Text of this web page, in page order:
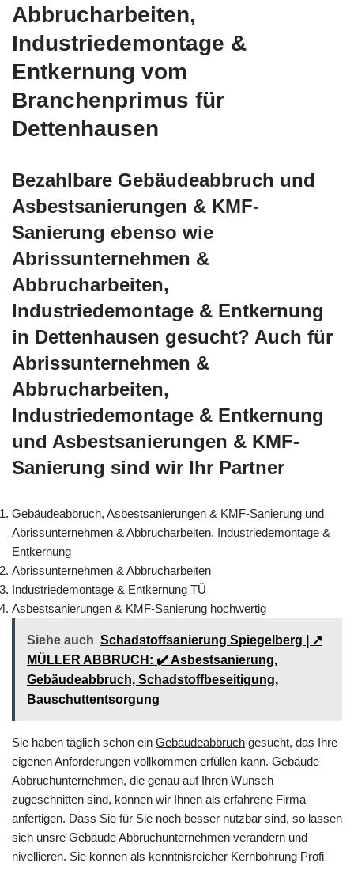
Abbrucharbeiten,
Industriedemontage &
Entkernung vom
Branchenprimus für
Dettenhausen
Bezahlbare Gebäudeabbruch und
Asbestsanierungen & KMF-
Sanierung ebenso wie
Abrissunternehmen &
Abbrucharbeiten,
Industriedemontage & Entkernung
in Dettenhausen gesucht? Auch für
Abrissunternehmen &
Abbrucharbeiten,
Industriedemontage & Entkernung
und Asbestsanierungen & KMF-
Sanierung sind wir Ihr Partner
Gebäudeabbruch, Asbestsanierungen & KMF-Sanierung und
Abrissunternehmen & Abbrucharbeiten, Industriedemontage &
Entkernung
Abrissunternehmen & Abbrucharbeiten
Industriedemontage & Entkernung TÜ
Asbestsanierungen & KMF-Sanierung hochwertig
Siehe auch Schadstoffsanierung Spiegelberg | ↗️
MÜLLER ABBRUCH: ✔️ Asbestsanierung,
Gebäudeabbruch, Schadstoffbeseitigung,
Bauschuttentsorgung
Sie haben täglich schon ein Gebäudeabbruch gesucht, das Ihre
eigenen Anforderungen vollkommen erfüllen kann. Gebäude
Abbruchunternehmen, die genau auf Ihren Wunsch
zugeschnitten sind, können wir Ihnen als erfahrene Firma
anfertigen. Dass Sie für Sie noch besser nutzbar sind, so lassen
sich unsre Gebäude Abbruchunternehmen verändern und
nivellieren. Sie können als kenntnisreicher Kernbohrung Profi